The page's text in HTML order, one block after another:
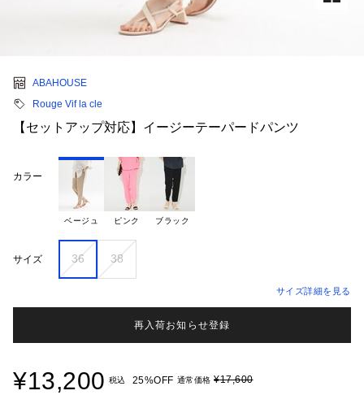
ABAHOUSE
Rouge Vif la cle
【セットアップ対応】イージーテーパードパンツ
カラー
ベージュ ピンク ブラック
サイズ 36 38
サイズ詳細を見る
再入荷お知らせ登録
¥13,200 税込 25%OFF 通常価格 ¥17,600